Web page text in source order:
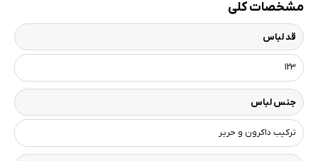
مشخصات کلی
قد لباس
123
جنس لباس
ترکیب داکرون و حریر